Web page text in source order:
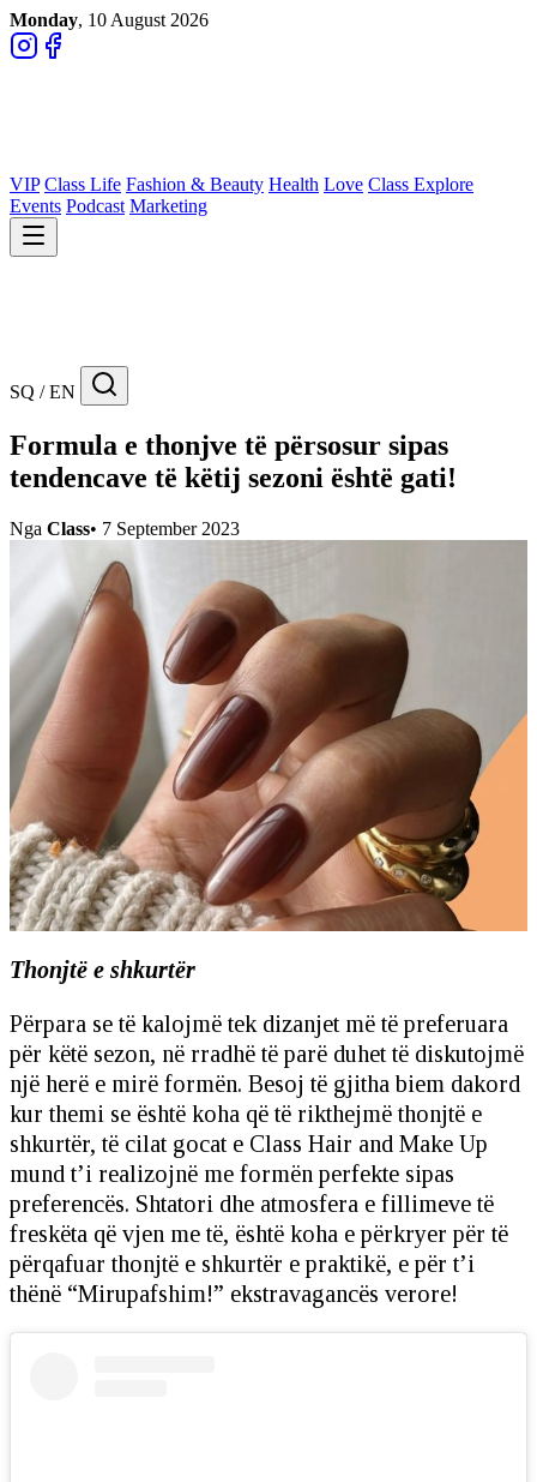
Monday, 10 August 2026
VIP Class Life Fashion & Beauty Health Love Class Explore
Events Podcast Marketing
SQ / EN
Formula e thonjve të përsosur sipas
tendencave të këtij sezoni është gati!
Nga Class• 7 September 2023
Thonjtë e shkurtër
Përpara se të kalojmë tek dizanjet më të preferuara
për këtë sezon, në rradhë të parë duhet të diskutojmë
një herë e mirë formën. Besoj të gjitha biem dakord
kur themi se është koha që të rikthejmë thonjtë e
shkurtër, të cilat gocat e Class Hair and Make Up
mund t’i realizojnë me formën perfekte sipas
preferencës. Shtatori dhe atmosfera e fillimeve të
freskëta që vjen me të, është koha e përkryer për të
përqafuar thonjtë e shkurtër e praktikë, e për t’i
thënë “Mirupafshim!” ekstravagancës verore!